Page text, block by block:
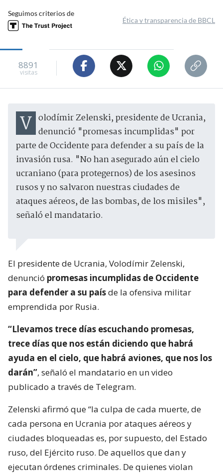
Seguimos criterios de
Ética y transparencia de BBCL
8891
visitas
Volodímir Zelenski, presidente de Ucrania, denunció "promesas incumplidas" por
parte de Occidente para defender a su país de la
invasión rusa. "No han asegurado aún el cielo
ucraniano (para protegernos) de los asesinos
rusos y no salvaron nuestras ciudades de
ataques aéreos, de las bombas, de los misiles",
señaló el mandatario.
El presidente de Ucrania, Volodímir Zelenski,
denunció promesas incumplidas de Occidente
para defender a su paísde la ofensiva militar
emprendida por Rusia.
“Llevamos trece días escuchando promesas,
trece días que nos están diciendo que habrá
ayuda en el cielo, que habrá aviones, que nos los
darán”, señaló el mandatario en un video
publicado a través de Telegram.
Zelenski afirmó que “la culpa de cada muerte, de
cada persona en Ucrania por ataques aéreos y
ciudades bloqueadas es, por supuesto, del Estado
ruso, del Ejército ruso. De aquellos que dan y
ejecutan órdenes criminales. De quienes violan